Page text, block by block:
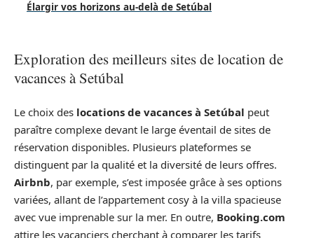
Élargir vos horizons au-delà de Setúbal
Exploration des meilleurs sites de location de
vacances à Setúbal
Le choix des locations de vacances à Setúbal peut
paraître complexe devant le large éventail de sites de
réservation disponibles. Plusieurs plateformes se
distinguent par la qualité et la diversité de leurs offres.
Airbnb, par exemple, s’est imposée grâce à ses options
variées, allant de l’appartement cosy à la villa spacieuse
avec vue imprenable sur la mer. En outre, Booking.com
attire les vacanciers cherchant à comparer les tarifs